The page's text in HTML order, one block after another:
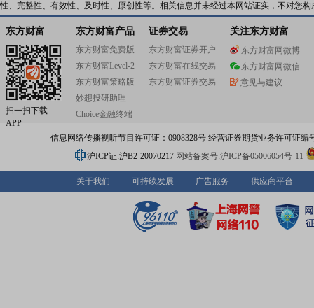
性、完整性、有效性、及时性、原创性等。相关信息并未经过本网站证实，不对您
东方财富
扫一扫下载
APP
东方财富产品
东方财富免费版
东方财富Level-2
东方财富策略版
妙想投研助理
Choice金融终端
证券交易
东方财富证券开户
东方财富在线交易
东方财富证券交易
关注东方财富
东方财富网微博
东方财富网微信
意见与建议
信息网络传播视听节目许可证：0908328号 经营证券期货业务许可证编
沪ICP证:沪B2-20070217 网站备案号:沪ICP备05006054号-11
关于我们 可持续发展 广告服务 供应商平台